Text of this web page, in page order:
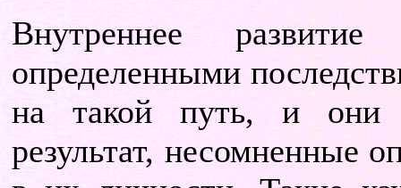
Внутреннее
определенными
на такой путь, и они
результат, несомненные